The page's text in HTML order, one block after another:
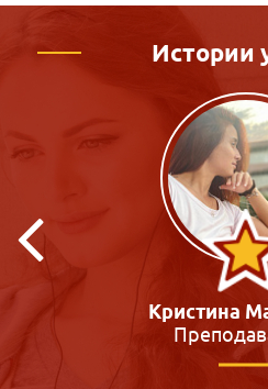
Истории
Кристина